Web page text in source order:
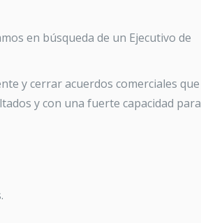
en búsqueda de un Ejecutivo de
y cerrar acuerdos comerciales que
y con una fuerte capacidad para